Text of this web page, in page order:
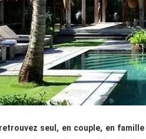
seul, en couple, en